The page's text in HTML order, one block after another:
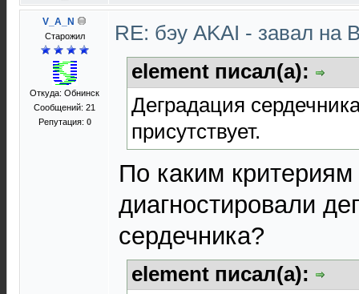
V_A_N
Старожил
Откуда: Обнинск
Сообщений: 21
Репутация: 0
RE: бэу AKAI - завал на
element писал(а):
Деградация
присутствует.
По каким
диагностировали
сердечника?
element писал(а):